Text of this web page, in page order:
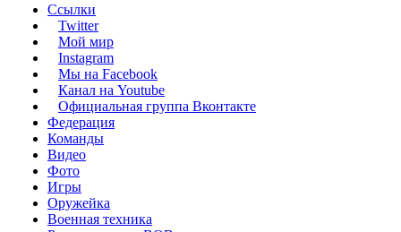
Ссылки
Twitter
Мой мир
Instagram
Мы на Facebook
Канал на Youtube
Официальная группа Вконтакте
Федерация
Команды
Видео
Фото
Игры
Оружейка
Военная техника